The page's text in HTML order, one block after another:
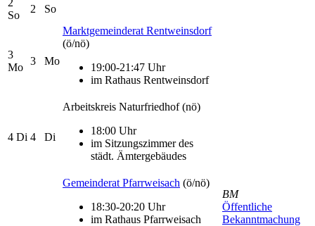
So
2 So
3
Mo
3 Mo
Marktgemeinderat Rentweinsdorf
(ö/nö)
19:00-21:47 Uhr
im Rathaus Rentweinsdorf
4 Di 4 Di
Arbeitskreis Naturfriedhof(nö)
18:00 Uhr
im Sitzungszimmer des
städt. Ämtergebäudes
Gemeinderat Pfarrweisach (ö/nö)
18:30-20:20 Uhr
im Rathaus Pfarrweisach
BM
Öffentliche
Bekanntmachung